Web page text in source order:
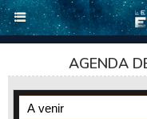
AGENDA